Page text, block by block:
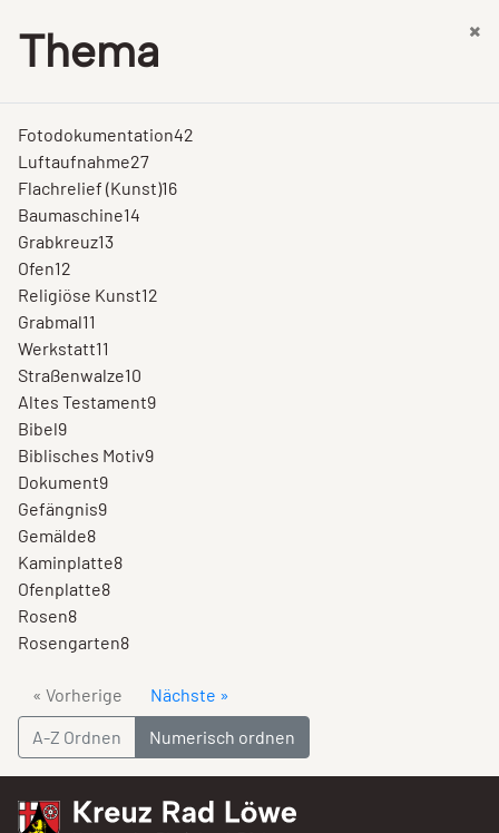
Thema ×
Fotodokumentation42
Luftaufnahme27
Flachrelief (Kunst)16
Baumaschine14
Grabkreuz13
Ofen12
Religiöse Kunst12
Grabmal11
Werkstatt11
Straßenwalze10
Altes Testament9
Bibel9
Biblisches Motiv9
Dokument9
Gefängnis9
Gemälde8
Kaminplatte8
Ofenplatte8
Rosen8
Rosengarten8
« Vorherige
Nächste »
A-Z Ordnen
Numerisch ordnen